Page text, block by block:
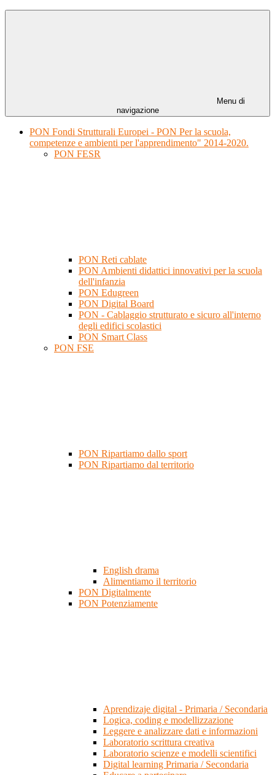
Menu di
navigazione
PON Fondi Strutturali Europei - PON Per la scuola,
competenze e ambienti per l'apprendimento" 2014-2020.
PON FESR
PON Reti cablate
PON Ambienti didattici innovativi per la scuola
dell'infanzia
PON Edugreen
PON Digital Board
PON - Cablaggio strutturato e sicuro all'interno
degli edifici scolastici
PON Smart Class
PON FSE
PON Ripartiamo dallo sport
PON Ripartiamo dal territorio
English drama
Alimentiamo il territorio
PON Digitalmente
PON Potenziamente
Aprendizaje digital - Primaria / Secondaria
Logica, coding e modellizzazione
Leggere e analizzare dati e informazioni
Laboratorio scrittura creativa
Laboratorio scienze e modelli scientifici
Digital learning Primaria / Secondaria